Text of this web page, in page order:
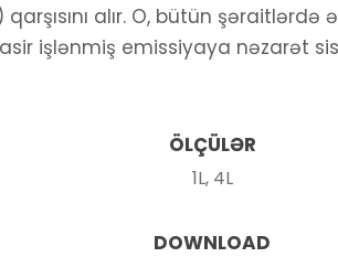
alır. O, bütün
işlənmiş emissiyaya nəzarət
ÖLÇÜLƏR
1L, 4L
DOWNLOAD